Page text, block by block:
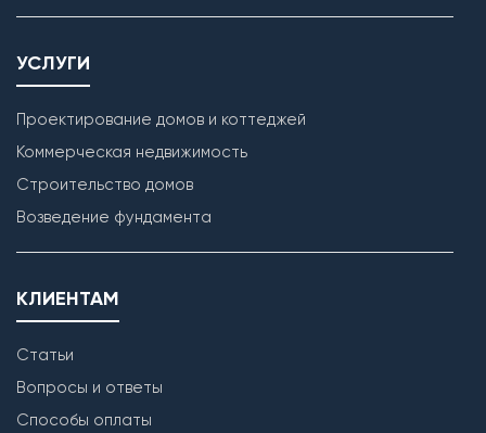
УСЛУГИ
Проектирование домов и коттеджей
Коммерческая недвижимость
Строительство домов
Возведение фундамента
КЛИЕНТАМ
Статьи
Вопросы и ответы
Способы оплаты